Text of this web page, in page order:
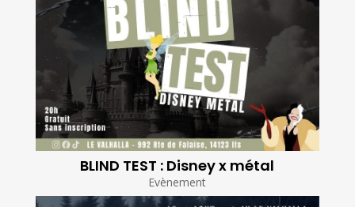
BLIND TEST : Disney x métal
Evènement